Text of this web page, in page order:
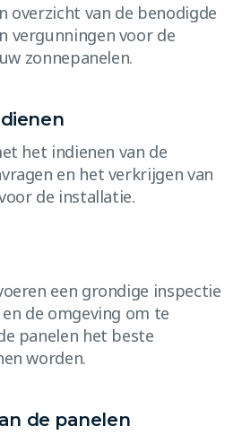
overzicht van de benodigde
vergunningen voor de
zonnepanelen.
het indienen van de
en het verkrijgen van
de installatie.
een grondige inspectie
de omgeving om te
panelen het beste
worden.
de panelen